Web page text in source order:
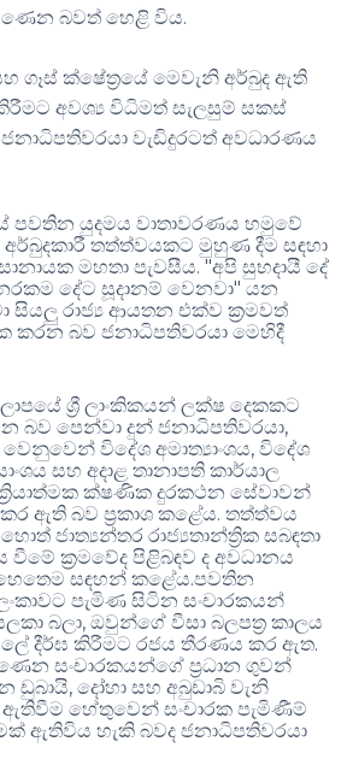
බවත් හෙළි විය.
ගෑස් ක්ෂේත්‍රයේ මෙවැනි අර්බුද ඇති
අවශ්‍ය විධිමත් සැලසුම් සකස්
වැඩිදුරටත් අවධාරණය
පවතින යුදමය වාතාවරණය හමුවේ
තත්ත්වයකට මුහුණ දීම සඳහා
මහතා පැවසීය. "අපි සුභදායී දේ
දේට සූදානම් වෙනවා" යන
සියලු රාජ්‍ය ආයතන එක්ව ක්‍රමවත්
කරන බව ජනාධිපතිවරයා මෙහිදී
ශ්‍රී ලාංකිකයන් ලක්ෂ දෙකකට
පෙන්වා දුන් ජනාධිපතිවරයා,
විදේශ අමාත්‍යාංශය, විදේශ
සහ අදාළ තානාපති කාර්යාල
ක්‍රියාත්මක ක්ෂණික දුරකථන සේවාවන්
ඇති බව ප්‍රකාශ කළේය. තත්ත්වය
ජාත්‍යන්තර රාජ්‍යතාන්ත්‍රික සබඳතා
ක්‍රමවේද පිළිබඳව ද අවධානය
සඳහන් කළේය.පවතින
පැමිණ සිටින සංචාරකයන්
බලා, ඔවුන්ගේ වීසා බලපත්‍ර කාලය
දීර්ඝ කිරීමට රජය තීරණය කර ඇත.
සංචාරකයන්ගේ ප්‍රධාන ගුවන්
ඩුබායි, දෝහා සහ අබුඩාබි වැනි
ඇතිවීම හේතුවෙන් සංචාරක පැමිණීම්
ඇතිවිය හැකි බවද ජනාධිපතිවරයා